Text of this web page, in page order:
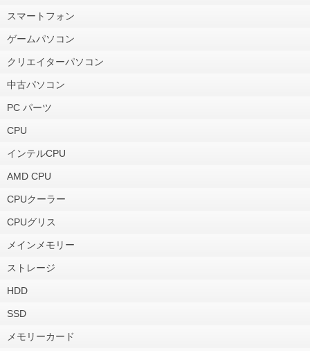
スマートフォン
ゲームパソコン
クリエイターパソコン
中古パソコン
PC パーツ
CPU
インテルCPU
AMD CPU
CPUクーラー
CPUグリス
メインメモリー
ストレージ
HDD
SSD
メモリーカード